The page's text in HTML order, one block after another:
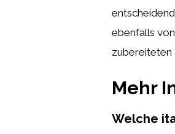
ebenfalls
zubereiteten
Mehr
Welche